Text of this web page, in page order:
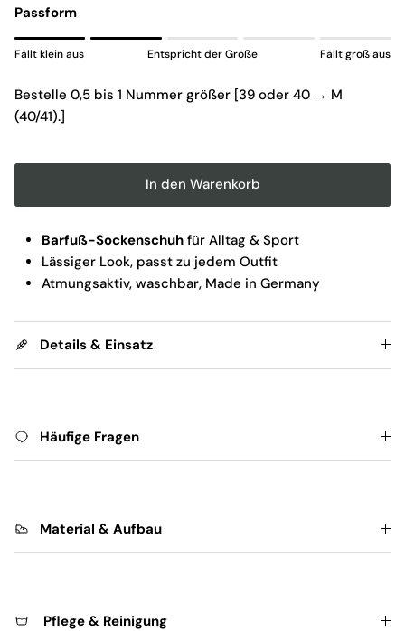
Passform
Rating of 1 means Fällt klein aus.
Rating of 5 means Fällt groß aus.
The rating of this product for "" is 2.
Fällt klein aus Entspricht der Größe Fällt groß aus
Bestelle 0,5 bis 1 Nummer größer [39 oder 40 → M
(40/41).]
In den Warenkorb
Barfuß-Sockenschuh für Alltag & Sport
Lässiger Look, passt zu jedem Outfit
Atmungsaktiv, waschbar, Made in Germany
Details & Einsatz
Häufige Fragen
Material & Aufbau
Pflege & Reinigung